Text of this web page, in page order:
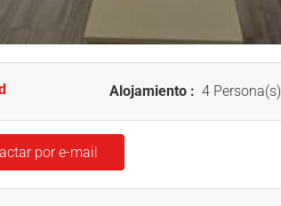
Alojamiento : 4 Persona(s)
por e-mail